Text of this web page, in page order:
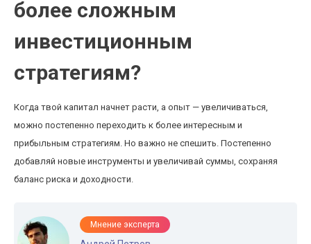
более сложным
инвестиционным
стратегиям?
Когда твой капитал начнет расти, а опыт — увеличиваться,
можно постепенно переходить к более интересным и
прибыльным стратегиям. Но важно не спешить. Постепенно
добавляй новые инструменты и увеличивай суммы, сохраняя
баланс риска и доходности.
Мнение эксперта